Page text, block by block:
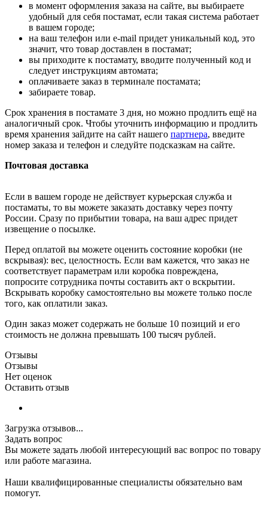
в момент оформления заказа на сайте, вы выбираете
удобный для себя постамат, если такая система работает
в вашем городе;
на ваш телефон или e-mail придет уникальный код, это
значит, что товар доставлен в постамат;
вы приходите к постамату, вводите полученный код и
следует инструкциям автомата;
оплачиваете заказ в терминале постамата;
забираете товар.
Срок хранения в постамате 3 дня, но можно продлить ещё на
аналогичный срок. Чтобы уточнить информацию и продлить
время хранения зайдите на сайт нашего партнера, введите
номер заказа и телефон и следуйте подсказкам на сайте.
Почтовая доставка
Если в вашем городе не действует курьерская служба и
постаматы, то вы можете заказать доставку через почту
России. Сразу по прибытии товара, на ваш адрес придет
извещение о посылке.
Перед оплатой вы можете оценить состояние коробки (не
вскрывая): вес, целостность. Если вам кажется, что заказ не
соответствует параметрам или коробка повреждена,
попросите сотрудника почты составить акт о вскрытии.
Вскрывать коробку самостоятельно вы можете только после
того, как оплатили заказ.
Один заказ может содержать не больше 10 позиций и его
стоимость не должна превышать 100 тысяч рублей.
Отзывы
Отзывы
Нет оценок
Оставить отзыв
Загрузка отзывов...
Задать вопрос
Вы можете задать любой интересующий вас вопрос по товару
или работе магазина.
Наши квалифицированные специалисты обязательно вам
помогут.